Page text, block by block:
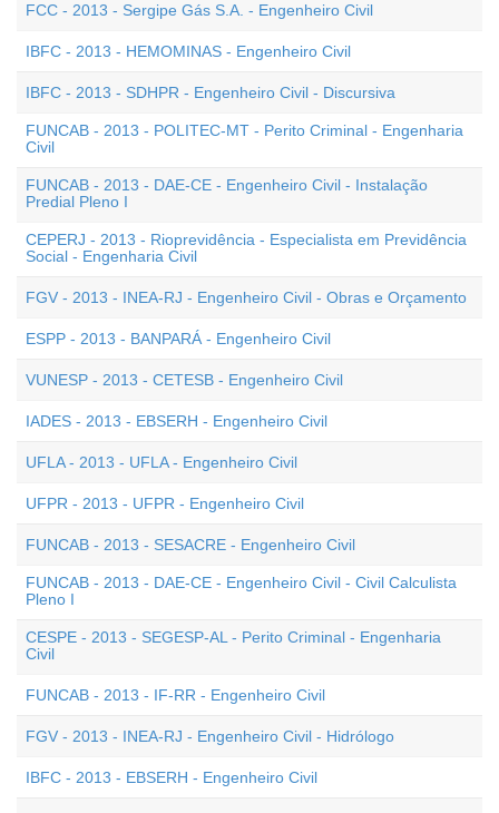
FCC - 2013 - Sergipe Gás S.A. - Engenheiro Civil
IBFC - 2013 - HEMOMINAS - Engenheiro Civil
IBFC - 2013 - SDHPR - Engenheiro Civil - Discursiva
FUNCAB - 2013 - POLITEC-MT - Perito Criminal - Engenharia
Civil
FUNCAB - 2013 - DAE-CE - Engenheiro Civil - Instalação
Predial Pleno I
CEPERJ - 2013 - Rioprevidência - Especialista em Previdência
Social - Engenharia Civil
FGV - 2013 - INEA-RJ - Engenheiro Civil - Obras e Orçamento
ESPP - 2013 - BANPARÁ - Engenheiro Civil
VUNESP - 2013 - CETESB - Engenheiro Civil
IADES - 2013 - EBSERH - Engenheiro Civil
UFLA - 2013 - UFLA - Engenheiro Civil
UFPR - 2013 - UFPR - Engenheiro Civil
FUNCAB - 2013 - SESACRE - Engenheiro Civil
FUNCAB - 2013 - DAE-CE - Engenheiro Civil - Civil Calculista
Pleno I
CESPE - 2013 - SEGESP-AL - Perito Criminal - Engenharia
Civil
FUNCAB - 2013 - IF-RR - Engenheiro Civil
FGV - 2013 - INEA-RJ - Engenheiro Civil - Hidrólogo
IBFC - 2013 - EBSERH - Engenheiro Civil